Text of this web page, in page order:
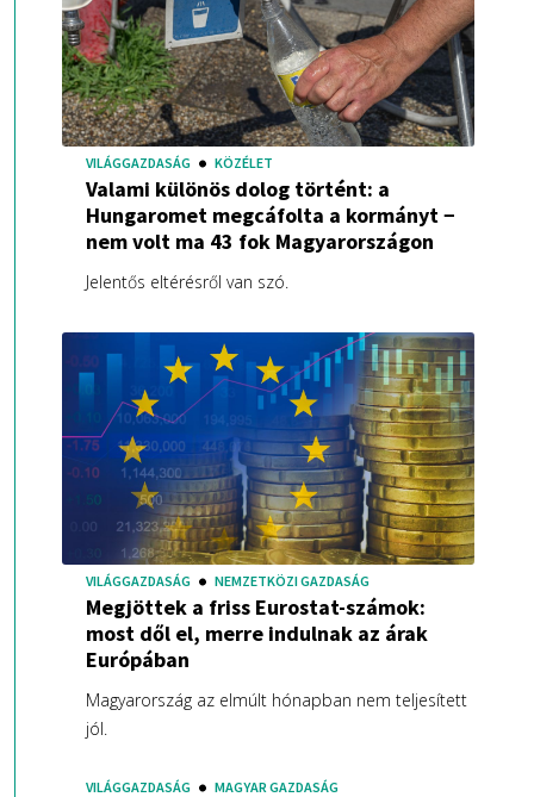
VILÁGGAZDASÁG KÖZÉLET
Valami különös dolog történt: a
Hungaromet megcáfolta a kormányt −
nem volt ma 43 fok Magyarországon
Jelentős eltérésről van szó.
VILÁGGAZDASÁG NEMZETKÖZI GAZDASÁG
Megjöttek a friss Eurostat-számok:
most dől el, merre indulnak az árak
Európában
Magyarország az elmúlt hónapban nem teljesített
jól.
VILÁGGAZDASÁG MAGYAR GAZDASÁG